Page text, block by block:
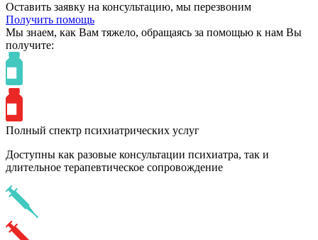
Оставить заявку на консультацию, мы перезвоним
Получить помощь
Мы знаем, как Вам тяжело, обращаясь за помощью к нам Вы
получите:
Полный спектр психиатрических услуг
Доступны как разовые консультации психиатра, так и
длительное терапевтическое сопровождение